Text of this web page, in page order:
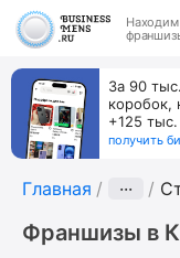
Находим
За 90
коробок,
+125
получить
Главная ···
Франшизы в